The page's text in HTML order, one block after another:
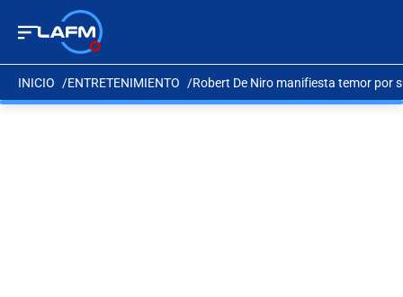
INICIO ENTRETENIMIENTO Robert De Niro manifiesta temor por